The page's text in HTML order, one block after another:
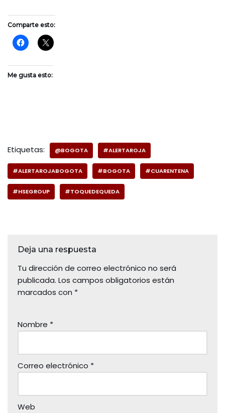
Comparte esto:
Me gusta esto:
Etiquetas: @BOGOTA #ALERTAROJA
#ALERTAROJABOGOTA #BOGOTA #CUARENTENA
#HSEGROUP #TOQUEDEQUEDA
Deja una respuesta
Tu dirección de correo electrónico no será
publicada. Los campos obligatorios están
marcados con *
Nombre *
Correo electrónico *
Web